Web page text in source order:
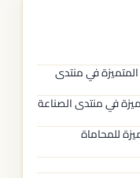
في منتدى
في منتدى الصناعة
للمحاماة